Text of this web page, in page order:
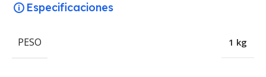
Especificaciones
PESO 1 kg